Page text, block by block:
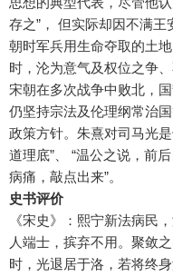
存之”， 但实际却因不满
朝时军兵用生命夺取的土
时，沦为意气及权位之争
宋朝在多次战争中败北，
仍坚持宗法及伦理纲常治
政策方针。朱熹对司马光
道理底”、 “温公之说，前
病痛，敲点出来”。
史书评价
《宋史》：熙宁新法病民
人端士，摈弃不用。聚敛
时，光退居于洛，若将终